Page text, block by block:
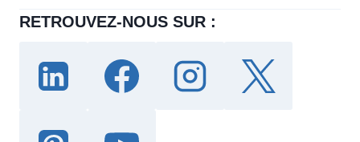
RETROUVEZ-NOUS SUR :